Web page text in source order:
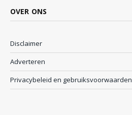
OVER ONS
Disclaimer
Adverteren
Privacybeleid en gebruiksvoorwaarden